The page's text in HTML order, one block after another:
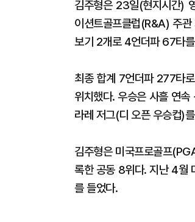
김주형은 23일(현지시간)
이션트골프클럽(R&A) 주
보기 2개로 4언더파 67타
최종 합계 7언더파 277타
위치했다. 우승은 사흘 연
라레 저그(디 오픈 우승컵)
김주형은 미국프로골프
록한 공동 8위다. 지난 4월
를 들었다.